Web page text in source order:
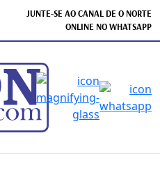
JUNTE-SE AO CANAL DE O NORTE
ONLINE NO WHATSAPP